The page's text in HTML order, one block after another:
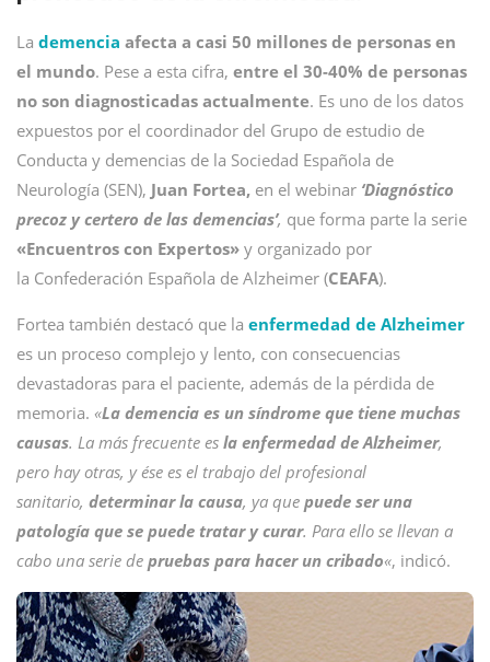
La demencia afecta a casi 50 millones de personas en
el mundo. Pese a esta cifra, entre el 30-40% de personas
no son diagnosticadas actualmente. Es uno de los datos
expuestos por el coordinador del Grupo de estudio de
Conducta y demencias de la Sociedad Española de
Neurología (SEN), Juan Fortea, en el webinar ‘Diagnóstico
precoz y certero de las demencias’, que forma parte la serie
«Encuentros con Expertos» y organizado por
la Confederación Española de Alzheimer (CEAFA).
Fortea también destacó que la enfermedad de Alzheimer
es un proceso complejo y lento, con consecuencias
devastadoras para el paciente, además de la pérdida de
memoria. «La demencia es un síndrome que tiene muchas
causas. La más frecuente es la enfermedad de Alzheimer,
pero hay otras, y ése es el trabajo del profesional
sanitario, determinar la causa, ya que puede ser una
patología que se puede tratar y curar. Para ello se llevan a
cabo una serie de pruebas para hacer un cribado«, indicó.